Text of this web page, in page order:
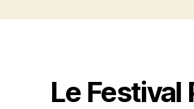
Le Festival